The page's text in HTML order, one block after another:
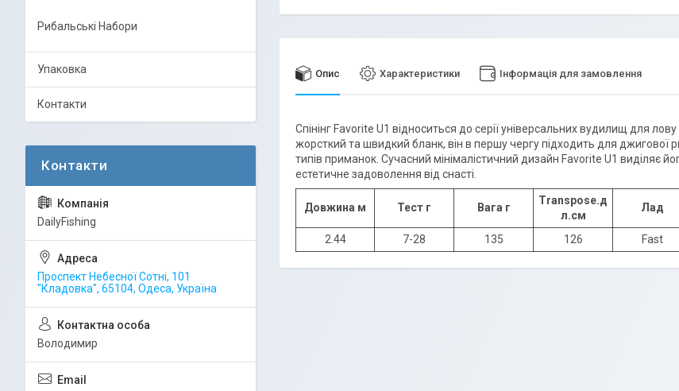
Опис Характеристики Інформація для замовлення
Спінінг Favorite U1 відноситься до серії універсальних вудилищ для
жорсткий та швидкий бланк, він в першу чергу підходить для джигової
типів приманок. Сучасний мінімалістичний дизайн Favorite U1 виділяє
естетичне задоволення від снасті.
Довжина м Тест г Вага г
Transpose.д
л.см
Лад
2.44 7-28 135 126 Fast
Рибальські Набори
Упаковка
Контакти
DailyFishing
Проспект Небесної Сотні, 101
"Кладовка", 65104, Одеса, Україна
Володимир